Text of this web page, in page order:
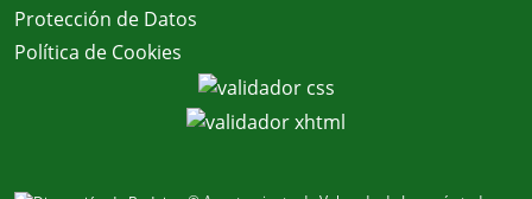
Protección de Datos
Política de Cookies